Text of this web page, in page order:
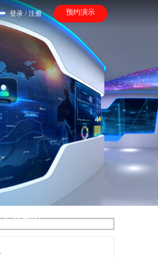
登录 / 注册 预约演示
景制作